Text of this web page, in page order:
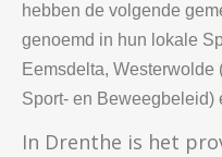
hebben de volgende
genoemd in hun lokale
Eemsdelta,
Sport- en Beweegbeleid)
In Drenthe is het